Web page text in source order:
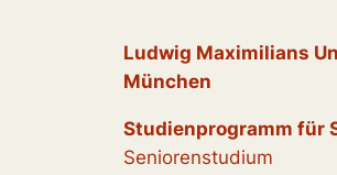
Ludwig Maximilians
München
Studienprogramm für
Seniorenstudium